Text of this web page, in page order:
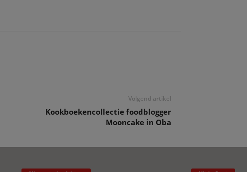
Volgend artikel
Kookboekencollectie foodblogger
Mooncake in Oba